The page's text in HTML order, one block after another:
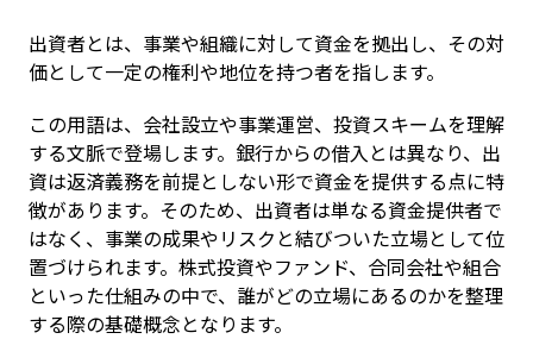
出資者とは、事業や組織に対して資金を拠出し、その対
価として一定の権利や地位を持つ者を指します。
この用語は、会社設立や事業運営、投資スキームを理解
する文脈で登場します。銀行からの借入とは異なり、出
資は返済義務を前提としない形で資金を提供する点に特
徴があります。そのため、出資者は単なる資金提供者で
はなく、事業の成果やリスクと結びついた立場として位
置づけられます。株式投資やファンド、合同会社や組合
といった仕組みの中で、誰がどの立場にあるのかを整理
する際の基礎概念となります。